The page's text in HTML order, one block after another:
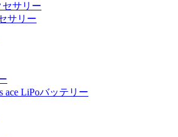
セサリー
サリー
ace LiPoバッテリー